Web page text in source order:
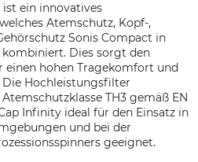
ist ein innovatives
Atemschutz, Kopf-,
Sonis Compact in
Dies sorgt den
einen hohen Tragekomfort und
Hochleistungsfilter
TH3 gemäß EN
Infinity ideal für den Einsatz in
und bei der
geeignet.